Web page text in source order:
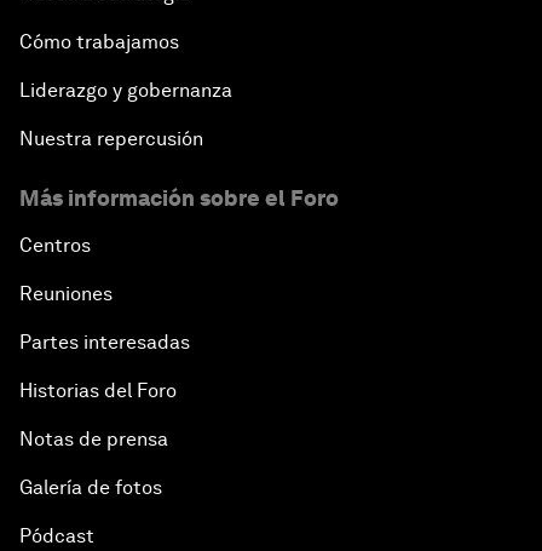
Cómo trabajamos
Liderazgo y gobernanza
Nuestra repercusión
Más información sobre el Foro
Centros
Reuniones
Partes interesadas
Historias del Foro
Notas de prensa
Galería de fotos
Pódcast